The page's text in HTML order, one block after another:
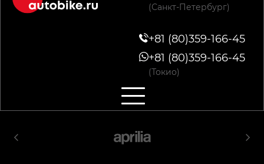
(Санкт-Петербург)
+81 (80)359-166-45
+81 (80)359-166-45
(Токио)